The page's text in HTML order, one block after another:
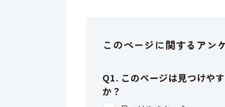
このページに関するアン